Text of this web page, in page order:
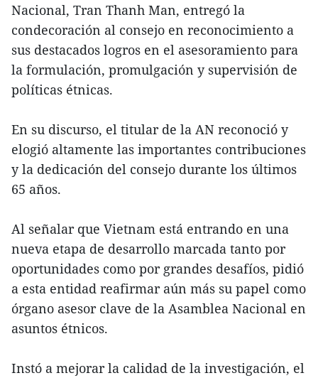
Nacional, Tran Thanh Man, entregó la
condecoración al consejo en reconocimiento a
sus destacados logros en el asesoramiento para
la formulación, promulgación y supervisión de
políticas étnicas.
En su discurso, el titular de la AN reconoció y
elogió altamente las importantes contribuciones
y la dedicación del consejo durante los últimos
65 años.
Al señalar que Vietnam está entrando en una
nueva etapa de desarrollo marcada tanto por
oportunidades como por grandes desafíos, pidió
a esta entidad reafirmar aún más su papel como
órgano asesor clave de la Asamblea Nacional en
asuntos étnicos.
Instó a mejorar la calidad de la investigación, el